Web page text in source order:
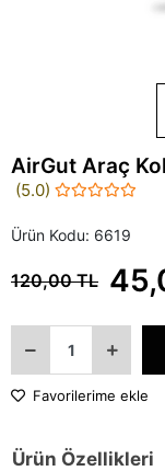
AirGut Araç
(5.0)
Ürün Kodu: 6619
120,00 TL
Favorilerime ekle
Ürün Özellikleri